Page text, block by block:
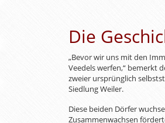
Die
„Bevor wir uns mit den
Veedels werfen,“ bemerkt
zweier ursprünglich
Siedlung Weiler.
Diese beiden Dörfer
Zusammenwachsen